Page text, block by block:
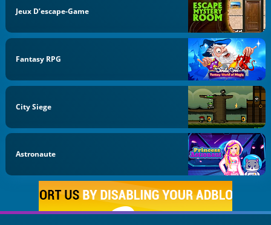
Jeux D’escape-Game
Fantasy RPG
City Siege
Astronaute